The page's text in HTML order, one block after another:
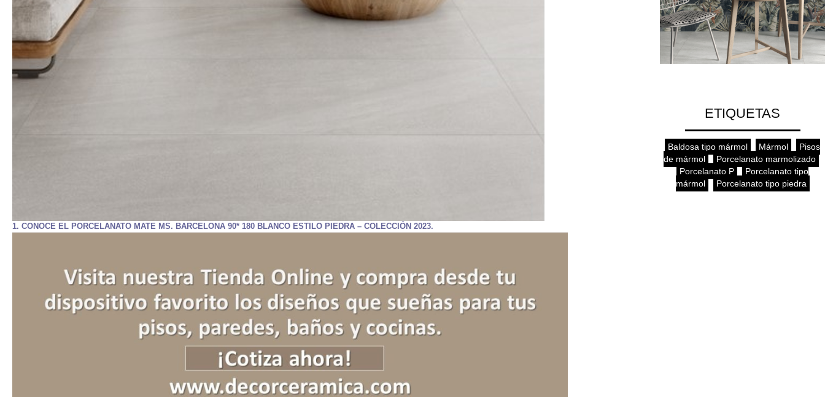
1. CONOCE EL PORCELANATO MATE MS. BARCELONA 90* 180 BLANCO ESTILO PIEDRA – COLECCIÓN 2023.
ETIQUETAS
Baldosa tipo mármol Mármol
Pisos
de mármol
Porcelanato marmolizado
Porcelanato P
Porcelanato tipo
mármol
Porcelanato tipo piedra